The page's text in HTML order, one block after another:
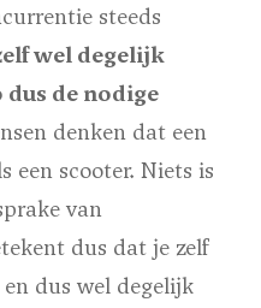
steeds
wel degelijk
de nodige
denken dat een
een scooter. Niets is
van
dus dat je zelf
dus wel degelijk